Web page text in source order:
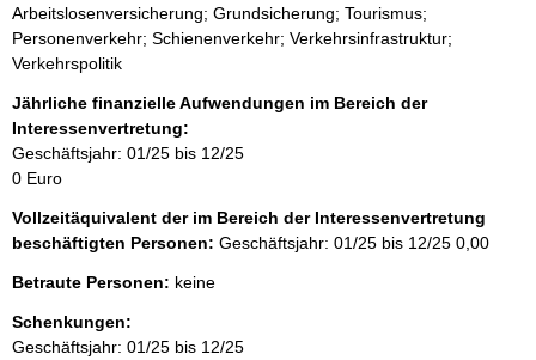
Arbeitslosenversicherung; Grundsicherung; Tourismus;
Personenverkehr; Schienenverkehr; Verkehrsinfrastruktur;
Verkehrspolitik
Jährliche finanzielle Aufwendungen im Bereich der
Interessenvertretung:
Geschäftsjahr: 01/25 bis 12/25
0 Euro
Vollzeitäquivalent der im Bereich der Interessenvertretung
beschäftigten Personen: Geschäftsjahr: 01/25 bis 12/25 0,00
Betraute Personen: keine
Schenkungen:
Geschäftsjahr: 01/25 bis 12/25